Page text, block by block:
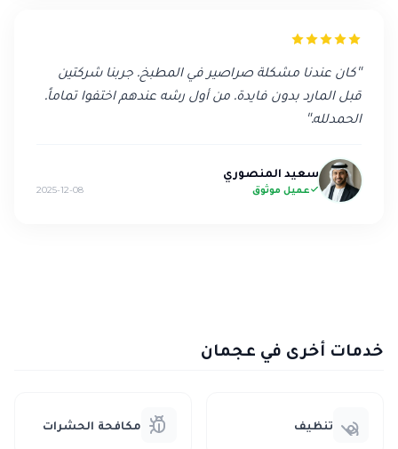
"كان عندنا مشكلة صراصير في المطبخ. جربنا شركتين
قبل المارد بدون فايدة. من أول رشه عندهم اختفوا تماماً.
الحمدلله."
سعيد المنصوري
عميل موثوق 2025-12-08
خدمات أخرى في عجمان
تنظيف مكافحة الحشرات